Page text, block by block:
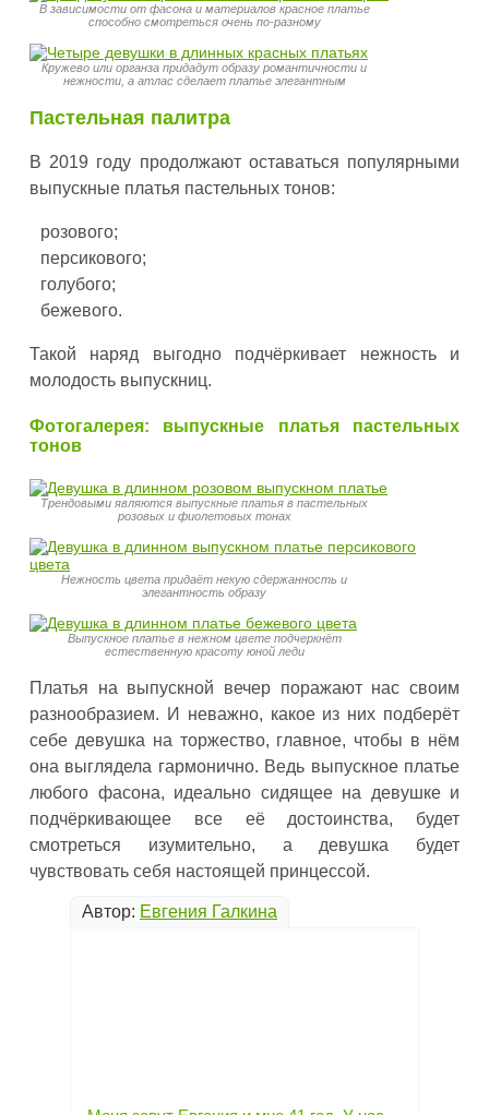
В зависимости от фасона и материалов красное платье
способно смотреться очень по-разному
Кружево или органза придадут образу романтичности и
нежности, а атлас сделает платье элегантным
Пастельная палитра
В 2019 году продолжают оставаться популярными
выпускные платья пастельных тонов:
розового;
персикового;
голубого;
бежевого.
Такой наряд выгодно подчёркивает нежность и
молодость выпускниц.
Фотогалерея: выпускные платья пастельных
тонов
Трендовыми являются выпускные платья в пастельных
розовых и фиолетовых тонах
Нежность цвета придаёт некую сдержанность и
элегантность образу
Выпускное платье в нежном цвете подчеркнёт
естественную красоту юной леди
Платья на выпускной вечер поражают нас своим
разнообразием. И неважно, какое из них подберёт
себе девушка на торжество, главное, чтобы в нём
она выглядела гармонично. Ведь выпускное платье
любого фасона, идеально сидящее на девушке и
подчёркивающее все её достоинства, будет
смотреться изумительно, а девушка будет
чувствовать себя настоящей принцессой.
Автор: Евгения Галкина